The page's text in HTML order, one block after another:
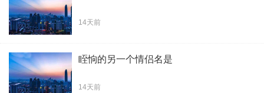
14天前
眰恦的另一个情侣名是
14天前